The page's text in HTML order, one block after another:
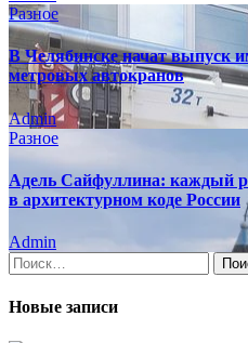
Разное
В Челябинске начат выпуск
метровых автокранов
Admin
Разное
Адель Сайфуллина: каждый
в архитектурном коде России
Admin
Найти:
Новые записи